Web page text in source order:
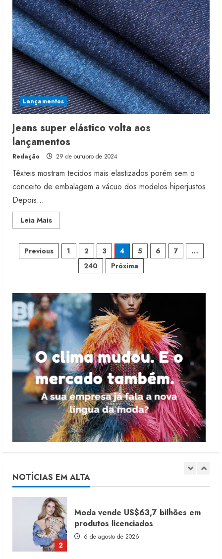
para
o
MAM
SP
Lançamentos
Jeans super elástico volta aos
lançamentos
Redação 29 de outubro de 2024
Têxteis mostram tecidos mais elastizados porém sem o
conceito de embalagem a vácuo dos modelos hiperjustos.
Depois...
Leia MaisRead
more
super
elástico
volta
lançamentos
Paginação
posts
Previous 1 2 3 4 5 6 7
…
240
Próxima
NOTÍCIAS EM ALTA
2
Moda vende US$63,7 bilhões em
Renata Caixeta assume Movimento
Fakini prevê R$345 milhões de
receita em 2026
5
Projeto testa passaporte digital na
moda nacional
4 de agosto de 2026
1
Dia dos Pais reforça retomada da
moda no varejo
7 de agosto de 2026
2
6 de agosto de 2026
3
Renata Caixeta assume Movimento
Sou de Algodão
5 de agosto de 2026